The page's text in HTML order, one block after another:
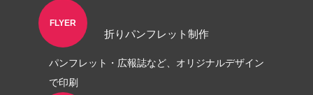
FLYER
折りパンフレット制作
パンフレット・広報誌など、オリジナルデザイン
で印刷